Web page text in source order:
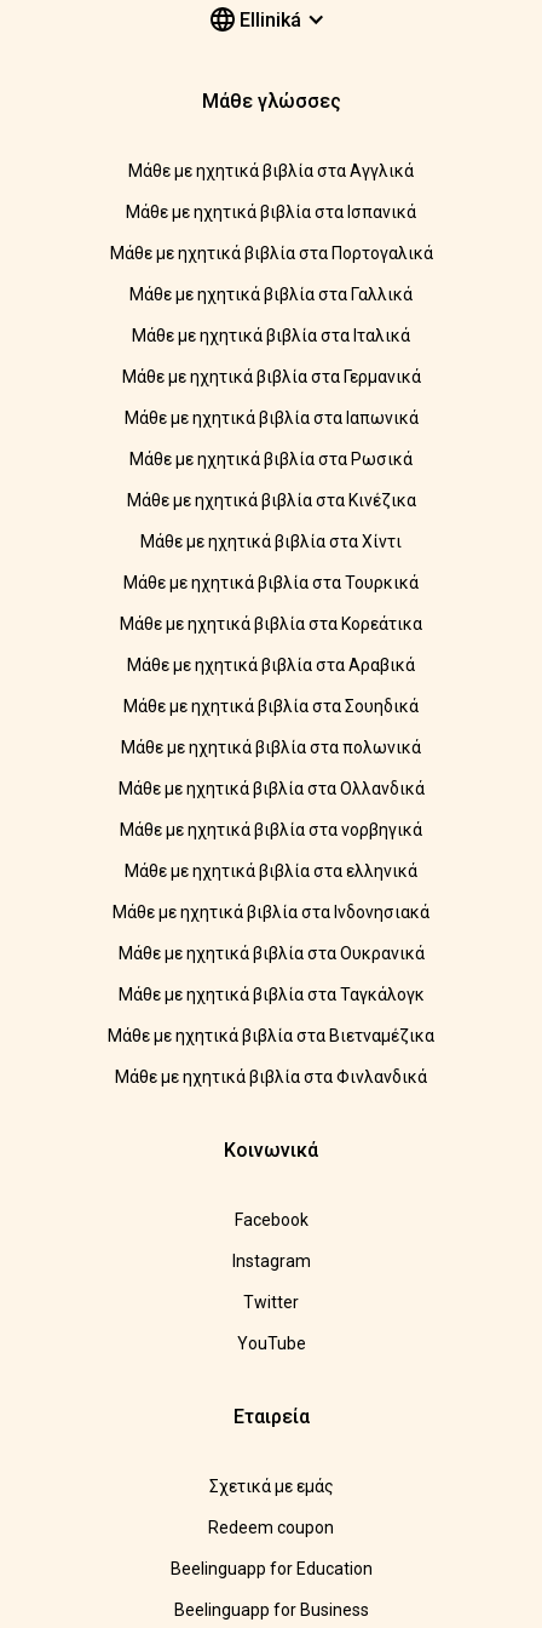
Elliniká
Μάθε γλώσσες
Μάθε με ηχητικά βιβλία στα Αγγλικά
Μάθε με ηχητικά βιβλία στα Ισπανικά
Μάθε με ηχητικά βιβλία στα Πορτογαλικά
Μάθε με ηχητικά βιβλία στα Γαλλικά
Μάθε με ηχητικά βιβλία στα Ιταλικά
Μάθε με ηχητικά βιβλία στα Γερμανικά
Μάθε με ηχητικά βιβλία στα Ιαπωνικά
Μάθε με ηχητικά βιβλία στα Ρωσικά
Μάθε με ηχητικά βιβλία στα Κινέζικα
Μάθε με ηχητικά βιβλία στα Χίντι
Μάθε με ηχητικά βιβλία στα Τουρκικά
Μάθε με ηχητικά βιβλία στα Κορεάτικα
Μάθε με ηχητικά βιβλία στα Αραβικά
Μάθε με ηχητικά βιβλία στα Σουηδικά
Μάθε με ηχητικά βιβλία στα πολωνικά
Μάθε με ηχητικά βιβλία στα Ολλανδικά
Μάθε με ηχητικά βιβλία στα νορβηγικά
Μάθε με ηχητικά βιβλία στα ελληνικά
Μάθε με ηχητικά βιβλία στα Ινδονησιακά
Μάθε με ηχητικά βιβλία στα Ουκρανικά
Μάθε με ηχητικά βιβλία στα Ταγκάλογκ
Μάθε με ηχητικά βιβλία στα Βιετναμέζικα
Μάθε με ηχητικά βιβλία στα Φινλανδικά
Κοινωνικά
Facebook
Instagram
Twitter
YouTube
Εταιρεία
Σχετικά με εμάς
Redeem coupon
Beelinguapp for Education
Beelinguapp for Business